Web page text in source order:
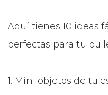
Aquí tienes 10 ideas
perfectas para tu
1. Mini objetos de tu